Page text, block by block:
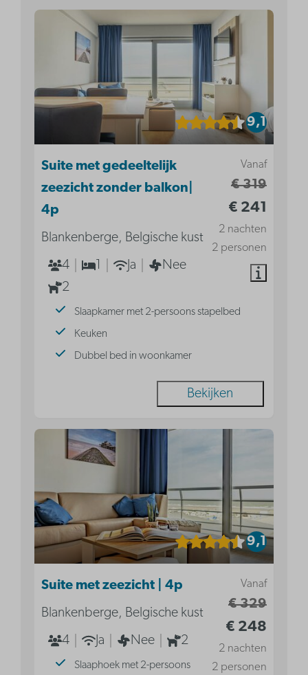
9,1
Vanaf
€ 319
€ 241
2 nachten
2 personen
Suite met gedeeltelijk
zeezicht zonder balkon|
4p
Blankenberge, Belgische kust
4
1 Ja
Nee
2
Slaapkamer met 2-persoons stapelbed
Keuken
Dubbel bed in woonkamer
Bekijken
9,1
Vanaf
€ 329
€ 248
2 nachten
2 personen
Suite met zeezicht | 4p
Blankenberge, Belgische kust
4
Ja Nee 2
Slaaphoek met 2-persoons